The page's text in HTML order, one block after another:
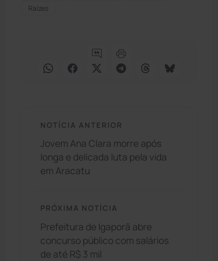
Raízes
NOTÍCIA ANTERIOR
Jovem Ana Clara morre após
longa e delicada luta pela vida
em Aracatu
PRÓXIMA NOTÍCIA
Prefeitura de Igaporã abre
concurso público com salários
de até R$ 3 mil